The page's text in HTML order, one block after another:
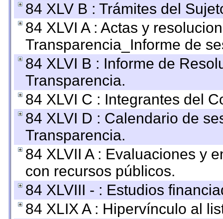
84 XLV B : Trámites del
84 XLVI A : Actas y
Transparencia_Informe de
84 XLVI B : Informe de
Transparencia.
84 XLVI C : Integrantes del
84 XLVI D : Calendario de
Transparencia.
84 XLVII A : Evaluaciones y
con recursos públicos.
84 XLVIII - : Estudios
84 XLIX A : Hipervínculo al